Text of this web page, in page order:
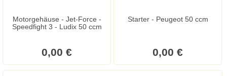
Motorgehäuse - Jet-Force -
Speedfight 3 - Ludix 50 ccm
0,00 €
Starter - Peugeot 50 ccm
0,00 €